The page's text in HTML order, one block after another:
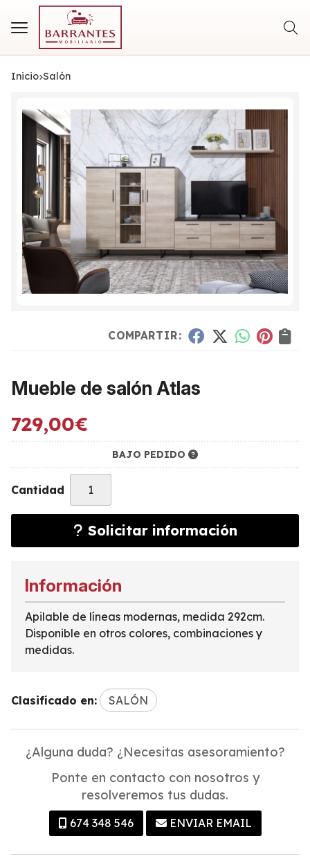
Inicio salón
COMPARTIR:
Mueble de salón Atlas
729,00€
BAJO PEDIDO
Cantidad
Solicitar información
Información
Apilable de líneas modernas, medida 292cm.
Disponible en otros colores, combinaciones y
medidas.
Clasificado en: SALÓN
¿Alguna duda? ¿Necesitas asesoramiento?
Ponte en contacto con nosotros y
resolveremos tus dudas.
674 348 546 ENVIAR EMAIL